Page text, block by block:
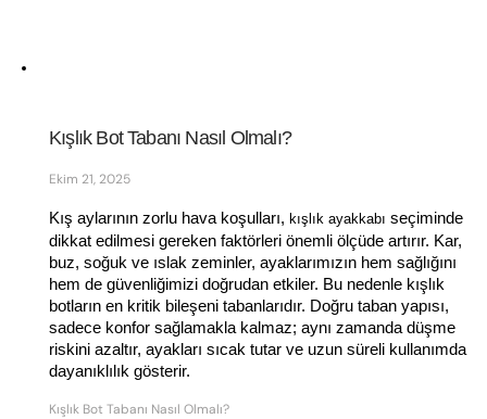
Kışlık Bot Tabanı Nasıl Olmalı?
Ekim 21, 2025
Kış aylarının zorlu hava koşulları, kışlık ayakkabı seçiminde
dikkat edilmesi gereken faktörleri önemli ölçüde artırır. Kar,
buz, soğuk ve ıslak zeminler, ayaklarımızın hem sağlığını
hem de güvenliğimizi doğrudan etkiler. Bu nedenle kışlık
botların en kritik bileşeni tabanlarıdır. Doğru taban yapısı,
sadece konfor sağlamakla kalmaz; aynı zamanda düşme
riskini azaltır, ayakları sıcak tutar ve uzun süreli kullanımda
dayanıklılık gösterir.
Kışlık Bot Tabanı Nasıl Olmalı?